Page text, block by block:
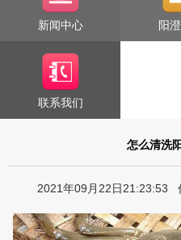
新闻中心 阳
联系我们
怎么清洗
2021年09月22日21:23:53